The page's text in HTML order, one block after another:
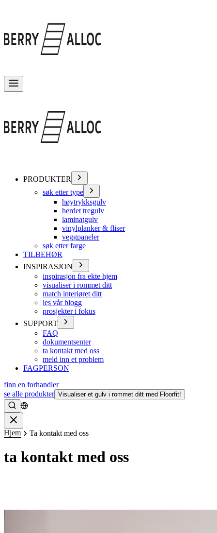
PRODUKTER
søk etter type
høytrykksgulv
herdet tregulv
laminatgulv
vinylplanker & fliser
veggpaneler
søk etter farge
TILBEHØR
INSPIRASJON
inspirasjon fra ekte hjem
visualiser i rommet ditt
match interiøret ditt
les vår blogg
prosjekter i fokus
SUPPORT
FAQ
dokumentsenter
ta kontakt med oss
meld inn et problem
FAGPERSON
finn en forhandler
se alle produkter Visualiser et gulv i rommet ditt med Floorfit!
Søke
Hjem Ta kontakt med oss
ta kontakt med oss